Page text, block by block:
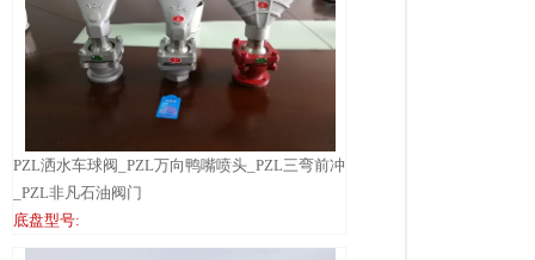
PZL洒水车球阀_PZL万向鸭嘴喷头_PZL三弯前冲
_PZL非凡石油阀门
底盘型号: